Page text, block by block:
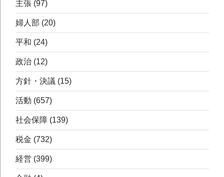
主張 (97)
婦人部 (20)
平和 (24)
政治 (12)
方針・決議 (15)
活動 (657)
社会保障 (139)
税金 (732)
経営 (399)